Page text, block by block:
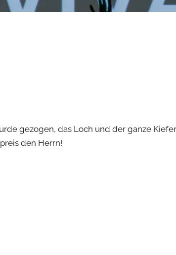
gezogen, das Loch und der ganze
den Herrn!